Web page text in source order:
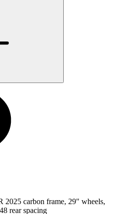
2025 carbon frame, 29" wheels,
rear spacing